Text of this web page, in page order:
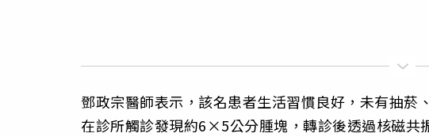
鄧政宗醫師表示，該名患者生活習慣良好，未有抽
在診所觸診發現約6×5公分腫塊，轉診後透過核磁